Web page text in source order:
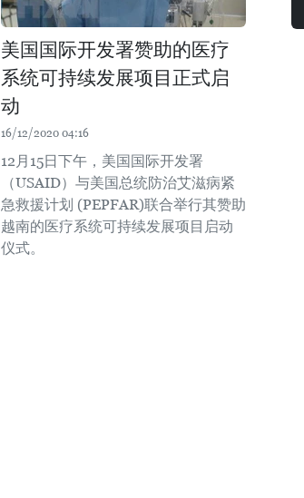
美国国际开发署赞助的医疗
系统可持续发展项目正式启
动
16/12/2020 04:16
12月15日下午，美国国际开发署
（USAID）与美国总统防治艾滋病紧
急救援计划 (PEPFAR)联合举行其赞助
越南的医疗系统可持续发展项目启动
仪式。